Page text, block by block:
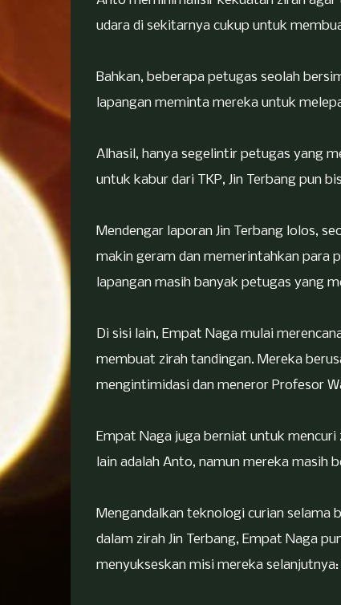
udara di sekitarnya cukup untuk
Bahkan, beberapa petugas seolah
lapangan meminta mereka untuk
Alhasil, hanya segelintir petugas yang
untuk kabur dari TKP, Jin Terbang pun
Mendengar laporan Jin Terbang lolos,
makin geram dan memerintahkan para
lapangan masih banyak petugas yang
Di sisi lain, Empat Naga mulai
membuat zirah tandingan. Mereka
mengintimidasi dan meneror Profesor
Empat Naga juga berniat untuk
lain adalah Anto, namun mereka masih
Mengandalkan teknologi curian selama
dalam zirah Jin Terbang, Empat Naga
menyukseskan misi mereka